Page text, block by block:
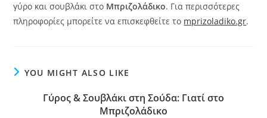
γύρο και σουβλάκι στο Μπριζολάδικο. Για περισσότερες
πληροφορίες μπορείτε να επισκεφθείτε το mprizoladiko.gr.
YOU MIGHT ALSO LIKE
Γύρος & Σουβλάκι στη Σούδα: Γιατί στο
Μπριζολάδικο